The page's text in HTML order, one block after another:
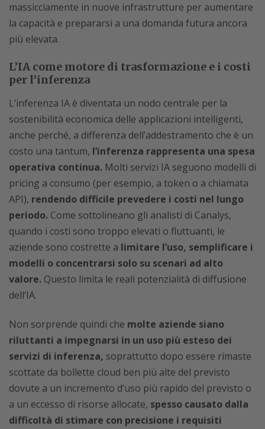
massicciamente in nuove infrastrutture per aumentare
la capacità e prepararsi a una domanda futura ancora
più elevata.
L’IA come motore di trasformazione e i costi
per l’inferenza
L’inferenza IA è diventata un nodo centrale per la
sostenibilità economica delle applicazioni intelligenti,
anche perché, a differenza dell’addestramento che è un
costo una tantum, l’inferenza rappresenta una spesa
operativa continua. Molti servizi IA seguono modelli di
pricing a consumo (per esempio, a token o a chiamata
API), rendendo difficile prevedere i costi nel lungo
periodo. Come sottolineano gli analisti di Canalys,
quando i costi sono troppo elevati o fluttuanti, le
aziende sono costrette a limitare l’uso, semplificare i
modelli o concentrarsi solo su scenari ad alto
valore. Questo limita le reali potenzialità di diffusione
dell’IA.
Non sorprende quindi che molte aziende siano
riluttanti a impegnarsi in un uso più esteso dei
servizi di inferenza, soprattutto dopo essere rimaste
scottate da bollette cloud ben più alte del previsto
dovute a un incremento d’uso più rapido del previsto o
a un eccesso di risorse allocate, spesso causato dalla
difficoltà di stimare con precisione i requisiti